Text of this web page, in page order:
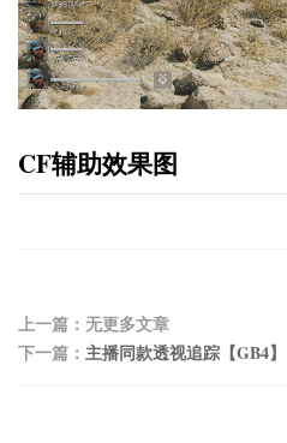
CF辅助效果图
上一篇：无更多文章
下一篇： 主播同款透视追踪【GB4】